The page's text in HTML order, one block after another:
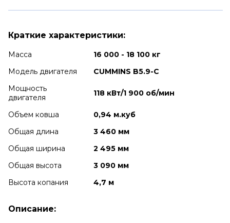
Краткие характеристики:
Масса
16 000 - 18 100 кг
Модель двигателя
CUMMINS B5.9-C
Мощность
двигателя
118 кВт/1 900 об/мин
Объем ковша
0,94 м.куб
Общая длина
3 460 мм
Общая ширина
2 495 мм
Общая высота
3 090 мм
Высота копания
4,7 м
Описание: